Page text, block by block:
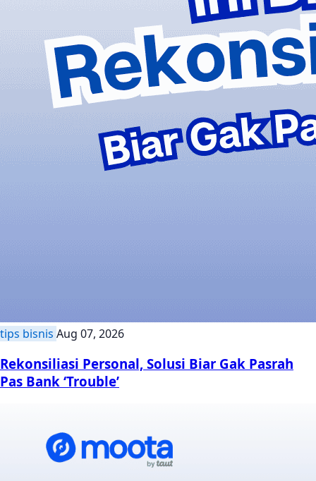
tips bisnis Aug 07, 2026
Rekonsiliasi Personal, Solusi Biar Gak Pasrah
Pas Bank ‘Trouble’